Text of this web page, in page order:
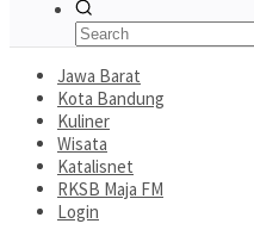
Jawa Barat
Kota Bandung
Kuliner
Wisata
Katalisnet
RKSB Maja FM
Login